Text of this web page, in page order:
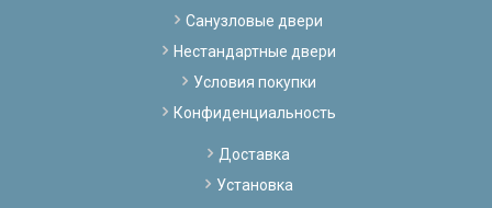
Санузловые двери
Нестандартные двери
Условия покупки
Конфиденциальность
Доставка
Установка